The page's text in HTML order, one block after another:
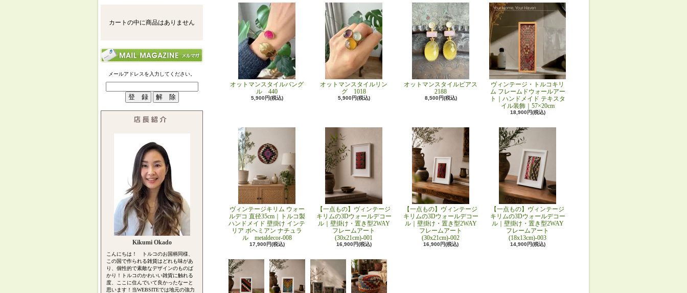
カートの中に商品はありません
メールアドレスを入力してください。
Kikumi Okado
こんにちは！ トルコのお国柄同様、
この国で作られる雑貨はどれも味があ
り、個性的で素敵なデザインのものば
かり！トルコのかわいい雑貨に触れる
度、ここに住んでいて良かったなーと
思います！当WEBSITEでは地元の強力
オットマンスタイルバング
ル 440
5,900円(税込)
オットマンスタイルリン
グ 1018
5,900円(税込)
オットマンスタイルピアス
2188
8,500円(税込)
ヴィンテージ・トルコキリ
ム フレームドウォールアー
ト｜ハンドメイド テキスタ
イル装飾｜57×20cm
18,900円(税込)
ヴィンテージキリム ウォー
ルデコ 直径35cm｜トルコ製
ハンドメイド 壁掛け インテ
リア ボヘミアン ナチュラ
ル metaldecor-008
17,900円(税込)
【一点もの】ヴィンテージ
キリムの3Dウォールデコー
ル｜壁掛け・置き型2WAY
フレームアート
(30x21cm)-001
16,900円(税込)
【一点もの】ヴィンテージ
キリムの3Dウォールデコー
ル｜壁掛け・置き型2WAY
フレームアート
(30x21cm)-002
16,900円(税込)
【一点もの】ヴィンテージ
キリムの3Dウォールデコー
ル｜壁掛け・置き型2WAY
フレームアート
(18x13cm)-003
14,900円(税込)